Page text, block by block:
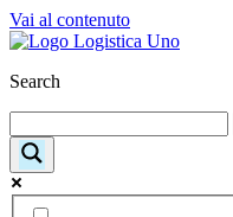
Vai al contenuto
Search